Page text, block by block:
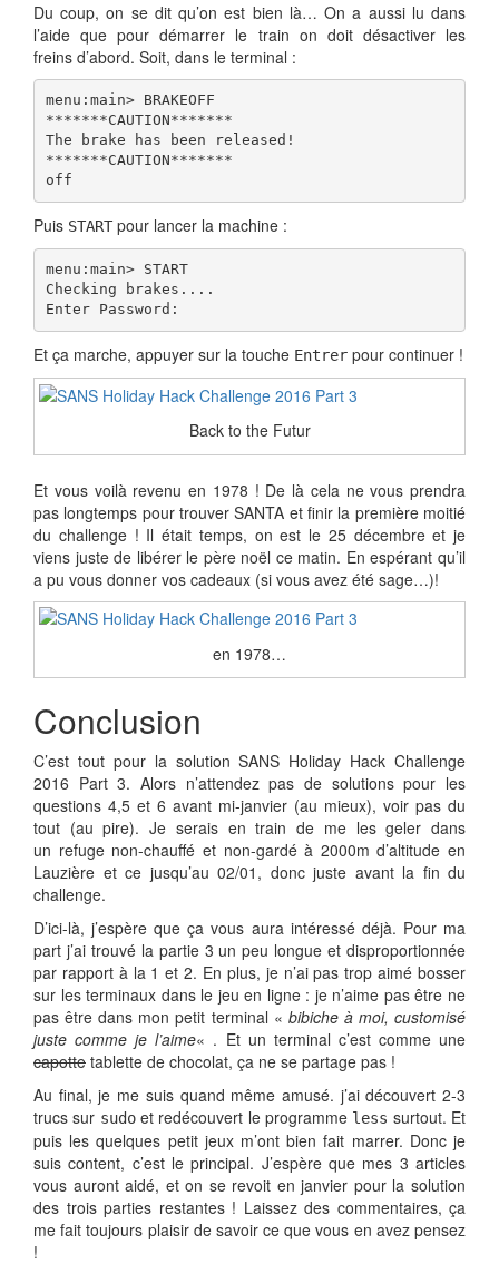
Du coup, on se dit qu’on est bien là… On a aussi lu dans
l’aide que pour démarrer le train on doit désactiver les
freins d’abord. Soit, dans le terminal :
menu:main> BRAKEOFF
*******CAUTION*******
The brake has been released!
*******CAUTION*******
off
Puis START pour lancer la machine :
menu:main> START
Checking brakes....
Enter Password:
Et ça marche, appuyer sur la touche Entrer pour continuer !
Back to the Futur
Et vous voilà revenu en 1978 ! De là cela ne vous prendra
pas longtemps pour trouver SANTA et finir la première moitié
du challenge ! Il était temps, on est le 25 décembre et je
viens juste de libérer le père noël ce matin. En espérant qu’il
a pu vous donner vos cadeaux (si vous avez été sage…)!
en 1978…
Conclusion
C’est tout pour la solution SANS Holiday Hack Challenge
2016 Part 3. Alors n’attendez pas de solutions pour les
questions 4,5 et 6 avant mi-janvier (au mieux), voir pas du
tout (au pire). Je serais en train de me les geler dans
un refuge non-chauffé et non-gardé à 2000m d’altitude en
Lauzière et ce jusqu’au 02/01, donc juste avant la fin du
challenge.
D’ici-là, j’espère que ça vous aura intéressé déjà. Pour ma
part j’ai trouvé la partie 3 un peu longue et disproportionnée
par rapport à la 1 et 2. En plus, je n’ai pas trop aimé bosser
sur les terminaux dans le jeu en ligne : je n’aime pas être ne
pas être dans mon petit terminal « bibiche à moi, customisé
juste comme je l’aime« . Et un terminal c’est comme une
capotte tablette de chocolat, ça ne se partage pas !
Au final, je me suis quand même amusé. j’ai découvert 2-3
trucs sur sudoet redécouvert le programme less surtout. Et
puis les quelques petit jeux m’ont bien fait marrer. Donc je
suis content, c’est le principal. J’espère que mes 3 articles
vous auront aidé, et on se revoit en janvier pour la solution
des trois parties restantes ! Laissez des commentaires, ça
me fait toujours plaisir de savoir ce que vous en avez pensez
!